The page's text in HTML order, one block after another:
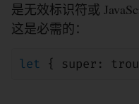
是无效标识符或
这是必需的：
let { super :